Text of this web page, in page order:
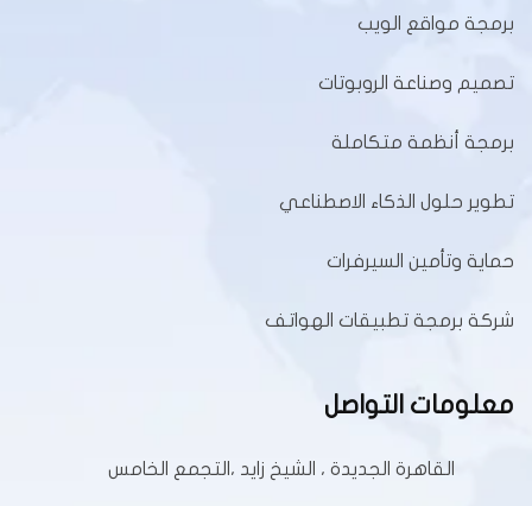
برمجة مواقع الويب
تصميم وصناعة الروبوتات
برمجة أنظمة متكاملة
تطوير حلول الذكاء الاصطناعي
حماية وتأمين السيرفرات
شركة برمجة تطبيقات الهواتف
معلومات التواصل
القاهرة الجديدة ، الشيخ زايد ،التجمع الخامس